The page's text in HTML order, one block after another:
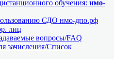
обучения: нмо-
СДО нмо-дпо.рф
лиц
вопросы/FAQ
зачисления/Список